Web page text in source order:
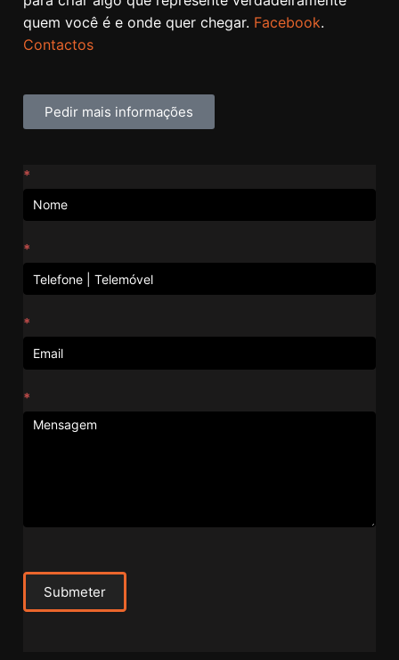
quem você é e onde quer chegar. Facebook.
Contactos
Pedir mais informações
Contactos
*
*
*
*
Submeter